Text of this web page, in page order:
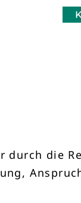
durch die